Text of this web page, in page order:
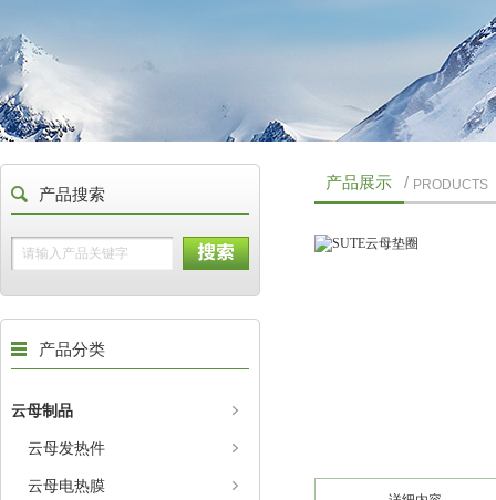
产品搜索
产品分类
云母制品
云母发热件
云母电热膜
产品展示 / PRODUCTS